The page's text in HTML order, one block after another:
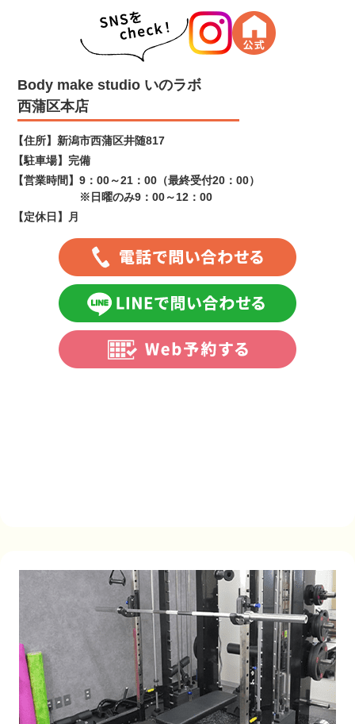
Body make studio いのラボ
西蒲区本店
【住所】 新潟市西蒲区井随817
【駐車場】 完備
【営業時間】 9：00～21：00（最終受付20：00）
※日曜のみ9：00～12：00
【定休日】
月